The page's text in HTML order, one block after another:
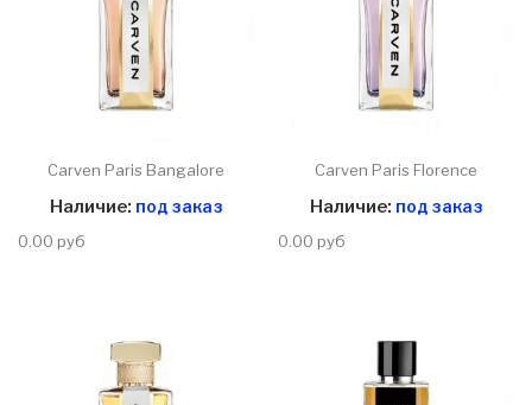
Carven Paris Bangalore
Наличие: под заказ
0.00 руб
Carven Paris Florence
Наличие: под заказ
0.00 руб